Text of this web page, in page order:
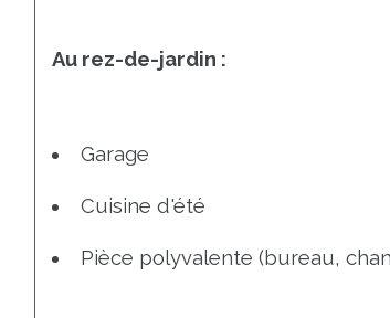
Au rez-de-jardin :
Garage
Cuisine d'été
Pièce polyvalente (bureau,